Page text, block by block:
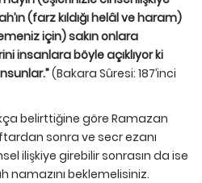
(farz kıldığı helâl ve haram)
için) sakın onlara
insanlara böyle açıklıyor ki
(Bakara Sûresi: 187’inci
belirttiğine göre Ramazan
sonra ve secr ezanı
ilişkiye girebilir sonrasın da ise
beklemelisiniz.